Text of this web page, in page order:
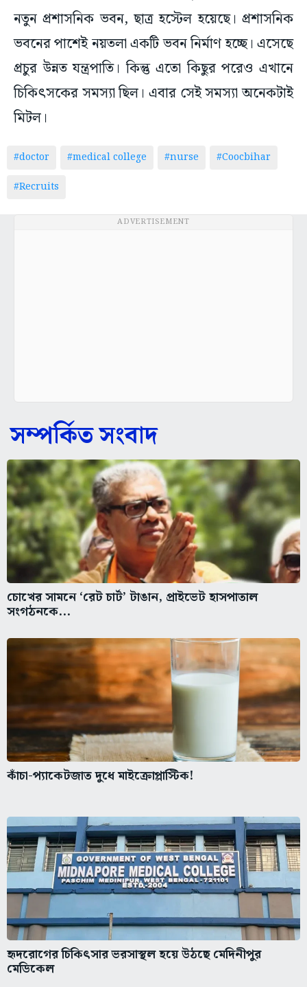
নতুন প্রশাসনিক ভবন, ছাত্র হস্টেল হয়েছে। প্রশাসনিক
ভবনের পাশেই নয়তলা একটি ভবন নির্মাণ হচ্ছে। এসেছে
প্রচুর উন্নত যন্ত্রপাতি। কিন্তু এতো কিছুর পরেও এখানে
চিকিৎসকের সমস্যা ছিল। এবার সেই সমস্যা অনেকটাই
মিটল।
#doctor #medical college #nurse
#Coocbihar
#Recruits
ADVERTISEMENT
সম্পর্কিত সংবাদ
চোখের সামনে ‘রেট চার্ট’ টাঙান, প্রাইভেট হাসপাতাল
সংগঠনকে...
কাঁচা-প্যাকেটজাত দুধে মাইক্রোপ্লাস্টিক!
হৃদরোগের চিকিৎসার ভরসাস্থল হয়ে উঠছে মেদিনীপুর
মেডিকেল